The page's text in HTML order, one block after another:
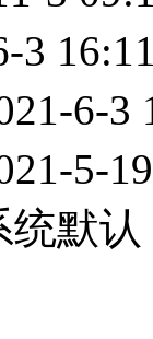
3
6-3
5-
统默认